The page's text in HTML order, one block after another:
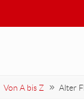
Von A bis Z Alter